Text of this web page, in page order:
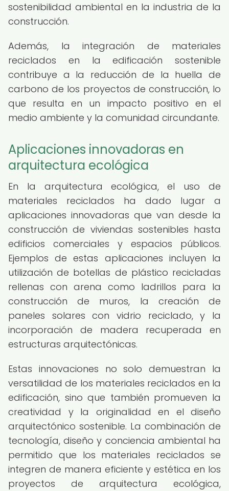
sostenibilidad ambiental en la industria de la
construcción.
Además, la integración de materiales
reciclados en la edificación sostenible
contribuye a la reducción de la huella de
carbono de los proyectos de construcción, lo
que resulta en un impacto positivo en el
medio ambiente y la comunidad circundante.
Aplicaciones innovadoras en
arquitectura ecológica
En la arquitectura ecológica, el uso de
materiales reciclados ha dado lugar a
aplicaciones innovadoras que van desde la
construcción de viviendas sostenibles hasta
edificios comerciales y espacios públicos.
Ejemplos de estas aplicaciones incluyen la
utilización de botellas de plástico recicladas
rellenas con arena como ladrillos para la
construcción de muros, la creación de
paneles solares con vidrio reciclado, y la
incorporación de madera recuperada en
estructuras arquitectónicas.
Estas innovaciones no solo demuestran la
versatilidad de los materiales reciclados en la
edificación, sino que también promueven la
creatividad y la originalidad en el diseño
arquitectónico sostenible. La combinación de
tecnología, diseño y conciencia ambiental ha
permitido que los materiales reciclados se
integren de manera eficiente y estética en los
proyectos de arquitectura ecológica,